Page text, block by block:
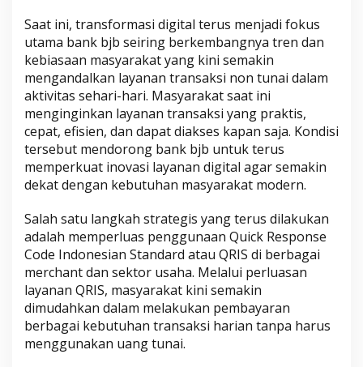
Saat ini, transformasi digital terus menjadi fokus
utama bank bjb seiring berkembangnya tren dan
kebiasaan masyarakat yang kini semakin
mengandalkan layanan transaksi non tunai dalam
aktivitas sehari-hari. Masyarakat saat ini
menginginkan layanan transaksi yang praktis,
cepat, efisien, dan dapat diakses kapan saja. Kondisi
tersebut mendorong bank bjb untuk terus
memperkuat inovasi layanan digital agar semakin
dekat dengan kebutuhan masyarakat modern.
Salah satu langkah strategis yang terus dilakukan
adalah memperluas penggunaan Quick Response
Code Indonesian Standard atau QRIS di berbagai
merchant dan sektor usaha. Melalui perluasan
layanan QRIS, masyarakat kini semakin
dimudahkan dalam melakukan pembayaran
berbagai kebutuhan transaksi harian tanpa harus
menggunakan uang tunai.